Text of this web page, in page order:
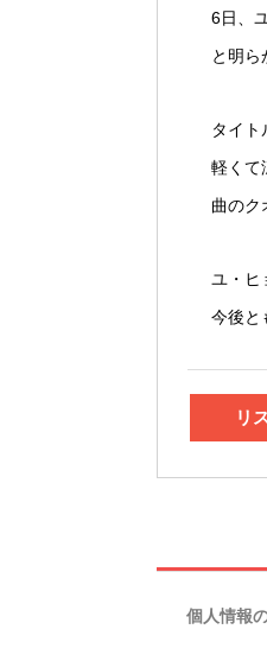
6日、
と明ら
タイト
軽くて
曲のク
ユ・ヒ
今後と
リ
個人情報